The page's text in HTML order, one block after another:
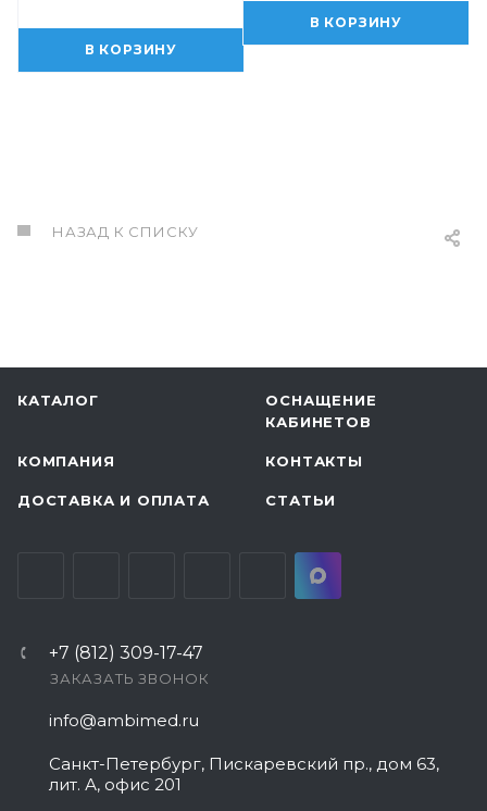
В КОРЗИНУ
В КОРЗИНУ
НАЗАД К СПИСКУ
КАТАЛОГ
ОСНАЩЕНИЕ
КАБИНЕТОВ
КОМПАНИЯ КОНТАКТЫ
ДОСТАВКА И ОПЛАТА СТАТЬИ
+7 (812) 309-17-47
ЗАКАЗАТЬ ЗВОНОК
info@ambimed.ru
Санкт-Петербург, Пискаревский пр., дом 63,
лит. А, офис 201